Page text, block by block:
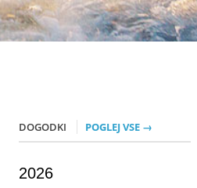
DOGODKI POGLEJ VSE →
2026